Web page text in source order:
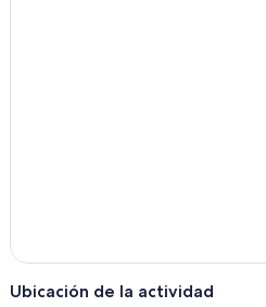
Ubicación de la actividad